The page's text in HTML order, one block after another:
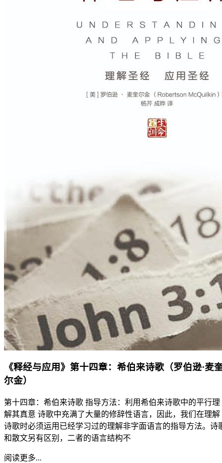
《释经与应用》第十四章：希伯来诗歌（罗伯逊·麦
尔金）
第十四章：希伯来诗歌 指导方法：利用希伯来诗歌中的平行理
解其真意 诗歌中充满了大量的修辞性语言，因此，我们在理解
诗歌时必须运用已经学习过的理解非字面语言的指导方法。诗
和散文另有区别，二者的语言结构不
阅读更多...